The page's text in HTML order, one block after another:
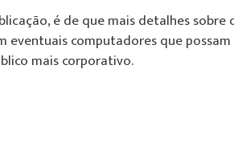
é de que mais detalhes sobre
eventuais computadores que
mais corporativo.